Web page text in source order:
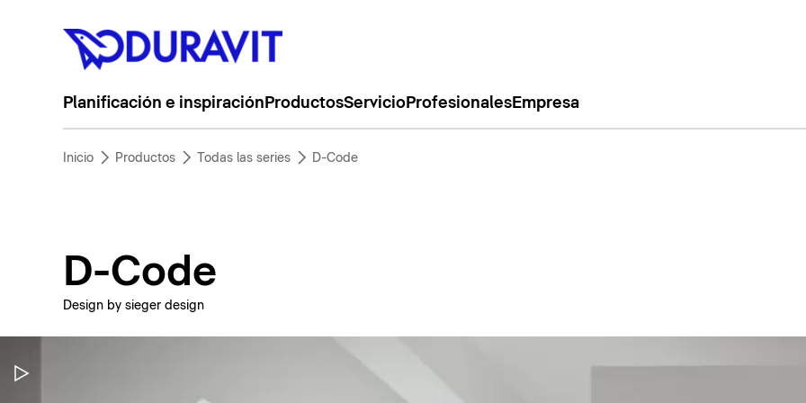
Planificación e inspiración ProductosServicioProfesionalesEmpresa
Inicio Productos Todas las series D-Code
D-Code
Design by sieger design
Pausar vídeo